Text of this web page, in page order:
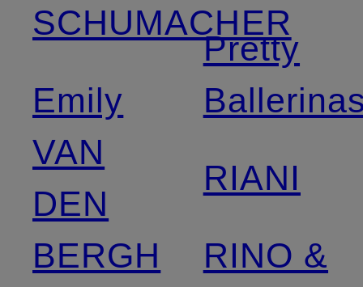
SCHUMACHER
Emily
VAN
DEN
BERGH
Pretty
RIANI
RINO &